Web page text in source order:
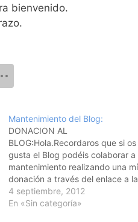
bienvenido.
Mantenimiento del Blog:
DONACION AL
BLOG:Hola.Recordaros que si os
gusta el Blog podéis colaborar a
mantenimiento realizando una
donación a través del enlace a la
cuenta de PayPal que tenéis en la
zona superior izquierda.
4 septiembre, 2012
En «Sin categoría»